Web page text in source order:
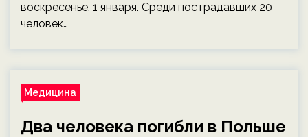
воскресенье, 1 января. Среди пострадавших 20
человек…
Медицина
Два человека погибли в Польше